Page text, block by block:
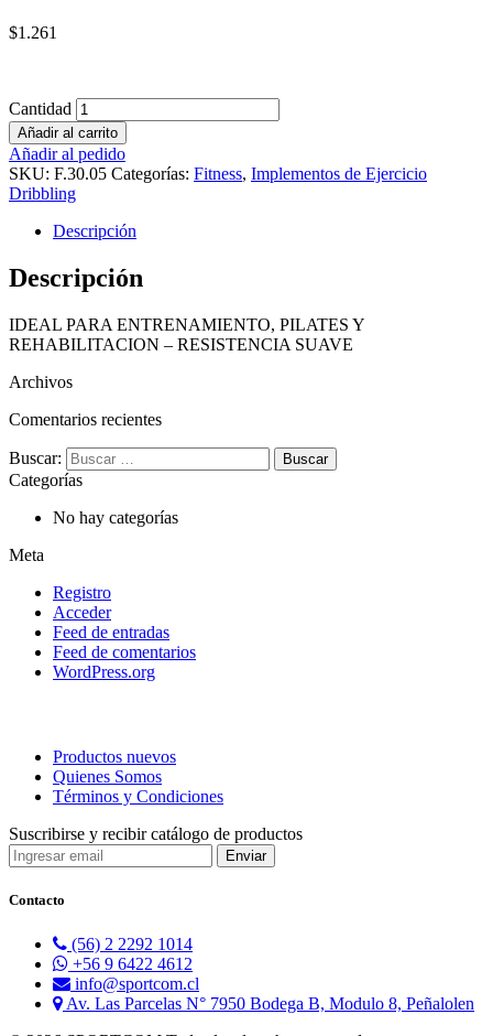
$1.261
Cantidad
Añadir al carrito
Añadir al pedido
SKU: F.30.05 Categorías: Fitness, Implementos de Ejercicio
Dribbling
Descripción
Descripción
IDEAL PARA ENTRENAMIENTO, PILATES Y
REHABILITACION – RESISTENCIA SUAVE
Archivos
Comentarios recientes
Buscar:
Categorías
No hay categorías
Meta
Registro
Acceder
Feed de entradas
Feed de comentarios
WordPress.org
Productos nuevos
Quienes Somos
Términos y Condiciones
Suscribirse y recibir catálogo de productos
Contacto
(56) 2 2292 1014
+56 9 6422 4612
info@sportcom.cl
Av. Las Parcelas N° 7950 Bodega B, Modulo 8, Peñalolen